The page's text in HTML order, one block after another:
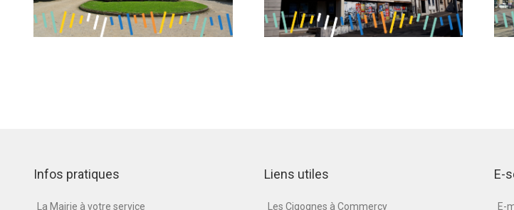
Infos pratiques
La Mairie à votre service
Liens utiles
Les Cigognes à Commercy
E-
E-